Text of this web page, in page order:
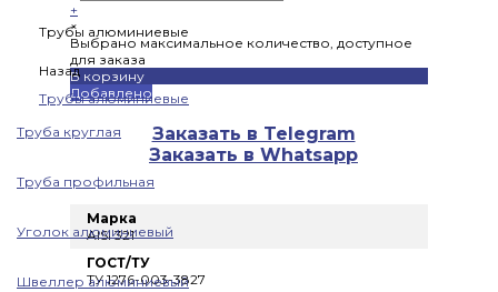
Трубы алюминиевые
Назад
Трубы алюминиевые
Труба круглая
Труба профильная
Уголок алюминиевый
Швеллер алюминиевый
+
×
Выбрано максимальное количество, доступное
для заказа
В корзину
Добавлено
Заказать в Telegram
Заказать в Whatsapp
Марка
AISI 321
ГОСТ/ТУ
ТУ 1276-003-3827